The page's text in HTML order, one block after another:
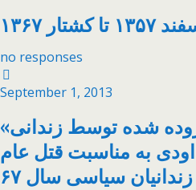
۱۳۶۷
no responses
September 1, 2013
«مرثیه ۶۷» سروده شده توسط زندانی
به مناسبت قتل عام
زندانیان سیاسی سال ۶۷